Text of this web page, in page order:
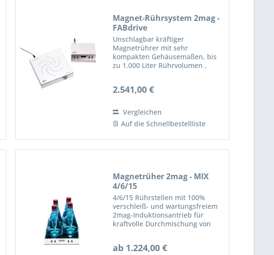
Magnet-Rührsystem 2mag -
FABdrive
Unschlagbar kräftiger
Magnetrührer mit sehr
kompakten Gehäusemaßen, bis
zu 1.000 Liter Rührvolumen ,
Magnetkopplung, daher
Kraftübertragung über größere...
2.541,00 €
Vergleichen
Auf die Schnellbestellliste
Magnetrüher 2mag - MIX
4/6/15
4/6/15 Rührstellen mit 100%
verschleiß- und wartungsfreiem
2mag-Induktionsantrieb für
kraftvolle Durchmischung von
Rührstelle, breiter
ab 1.224,00 €